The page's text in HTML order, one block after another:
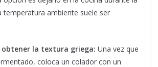
temperatura ambiente suele ser
obtener la textura griega: Una vez que
coloca un colador con un